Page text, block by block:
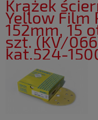
Krążek
Yellow Film
152mm, 15
szt. (KV/
kat.524-